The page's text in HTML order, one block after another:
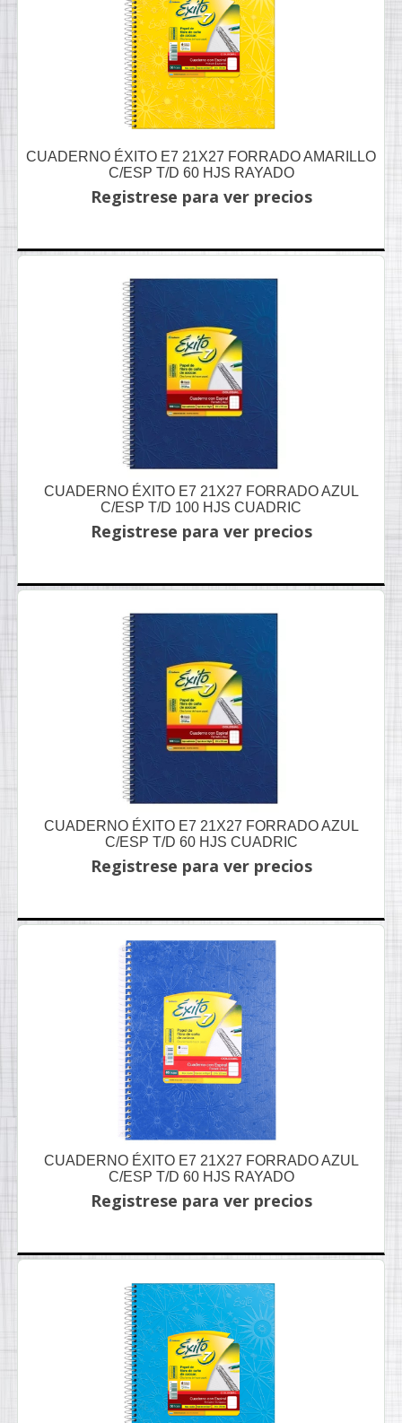
CUADERNO ÉXITO E7 21X27 FORRADO AMARILLO
C/ESP T/D 60 HJS RAYADO
Registrese para ver precios
CUADERNO ÉXITO E7 21X27 FORRADO AZUL
C/ESP T/D 100 HJS CUADRIC
Registrese para ver precios
CUADERNO ÉXITO E7 21X27 FORRADO AZUL
C/ESP T/D 60 HJS CUADRIC
Registrese para ver precios
CUADERNO ÉXITO E7 21X27 FORRADO AZUL
C/ESP T/D 60 HJS RAYADO
Registrese para ver precios